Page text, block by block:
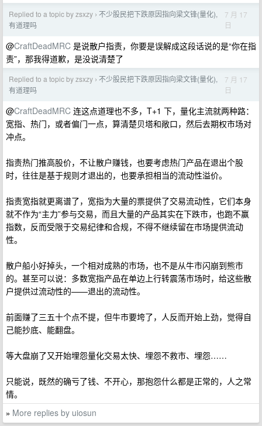
Replied to a topic by zsxzy › 不少股民把下跌原因指向梁文锋(量化),
有道理吗
7 月 17
日
@CraftDeadMRC 是说散户指责，你要是误解成这段话说的是“你在指
责”，那我得道歉，是没说清楚了
Replied to a topic by zsxzy › 不少股民把下跌原因指向梁文锋(量化),
有道理吗
7 月 17
日
@CraftDeadMRC 连这点道理也不多，T+1 下，量化主流就两种路：
宽指、热门，或者偏门一点，算清楚贝塔和敞口，然后去期权市场对
冲点。
指责热门推高股价，不让散户赚钱，也要考虑热门产品在退出个股
时，往往是基于规则才退出的，也要承担相当的流动性溢价。
指责宽指就更离谱了，宽指为大量的票提供了交易流动性，它们本身
就不作为“主力”参与交易，而且大量的产品其实在下跌市，也跑不赢
指数，反而受限于交易纪律和合规，不得不继续留在市场提供流动
性。
散户船小好掉头，一个相对成熟的市场，也不是从牛市闪崩到熊市
的。甚至可以说：多数宽指产品在单边上行转震荡市场时，给这些散
户提供过流动性的——退出的流动性。
前面赚了三五十个点不提，但牛市要垮了，人反而开始上劲，觉得自
己能抄底、能翻盘。
等大盘崩了又开始埋怨量化交易太快、埋怨不救市、埋怨……
只能说，既然的确亏了钱、不开心，那抱怨什么都是正常的，人之常
情。
» More replies by uiosun